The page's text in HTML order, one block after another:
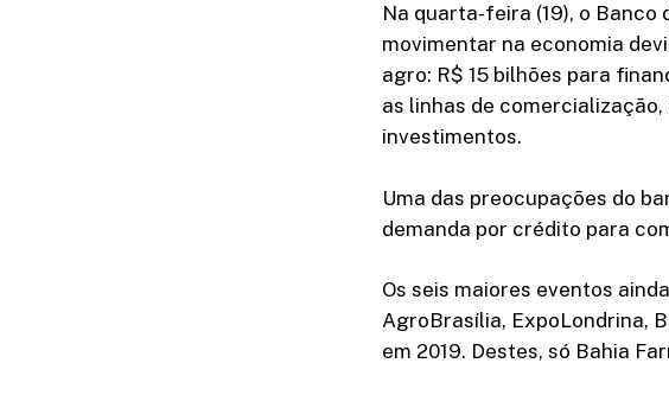
Na quarta-feira (19), o Banco
movimentar na economia
agro: R$ 15 bilhões para
as linhas de
investimentos.
Uma das preocupações do
demanda por crédito para
Os seis maiores eventos
AgroBrasília, ExpoLondrina,
em 2019. Destes, só Bahia